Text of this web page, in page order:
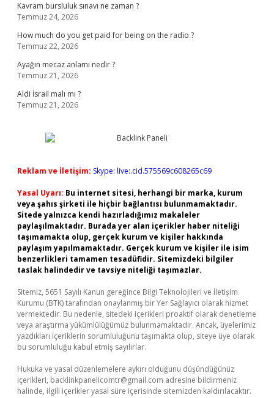
Kavram bursluluk sınavı ne zaman ?
Temmuz 24, 2026
How much do you get paid for being on the radio ?
Temmuz 22, 2026
Ayağın mecaz anlamı nedir ?
Temmuz 21, 2026
Aldi İsrail malı mı ?
Temmuz 21, 2026
Reklam ve İletişim: Skype: live:.cid.575569c608265c69
Yasal Uyarı: Bu internet sitesi, herhangi bir marka, kurum
veya şahıs şirketi ile hiçbir bağlantısı bulunmamaktadır.
Sitede yalnızca kendi hazırladığımız makaleler
paylaşılmaktadır. Burada yer alan içerikler haber niteliği
taşımamakta olup, gerçek kurum ve kişiler hakkında
paylaşım yapılmamaktadır. Gerçek kurum ve kişiler ile isim
benzerlikleri tamamen tesadüfidir. Sitemizdeki bilgiler
taslak halindedir ve tavsiye niteliği taşımazlar.
Sitemiz, 5651 Sayılı Kanun gereğince Bilgi Teknolojileri ve İletişim
Kurumu (BTK) tarafından onaylanmış bir Yer Sağlayıcı olarak hizmet
vermektedir. Bu nedenle, sitedeki içerikleri proaktif olarak denetleme
veya araştırma yükümlülüğümüz bulunmamaktadır. Ancak, üyelerimiz
yazdıkları içeriklerin sorumluluğunu taşımakta olup, siteye üye olarak
bu sorumluluğu kabul etmiş sayılırlar.
Hukuka ve yasal düzenlemelere aykırı olduğunu düşündüğünüz
içerikleri, backlinkpanelicomtr@gmail.com adresine bildirmeniz
halinde, ilgili içerikler yasal süre içerisinde sitemizden kaldırılacaktır.